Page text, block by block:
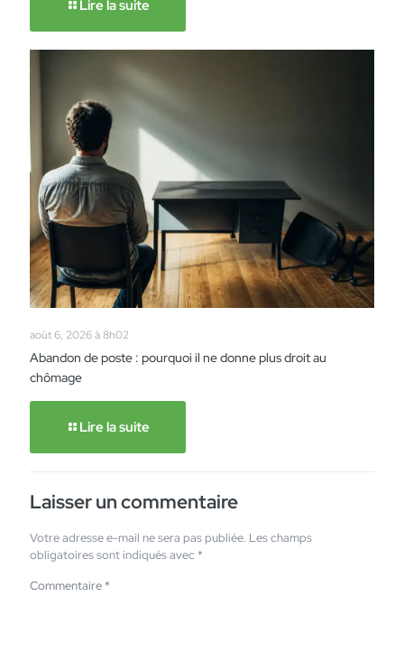
Lire la suite
août 6, 2026 à 8h02
Abandon de poste : pourquoi il ne donne plus droit au
chômage
Lire la suite
Laisser un commentaire
Votre adresse e-mail ne sera pas publiée. Les champs
obligatoires sont indiqués avec *
Commentaire *